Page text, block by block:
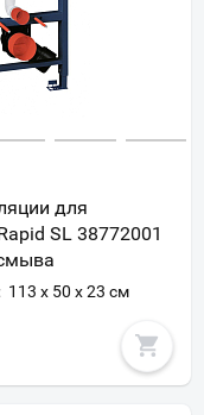
для
SL 38772001
113 x 50 x 23 см